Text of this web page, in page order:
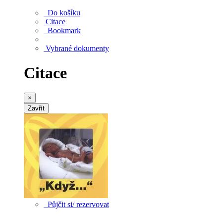
Do košíku
Citace
Bookmark
Vybrané dokumenty
Citace
×
Zavřít
Půjčit si/ rezervovat